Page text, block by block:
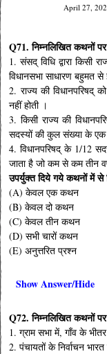
April 27,
Q71. निम्नलिखित कथनों
1. संसद् विधि द्वारा किसी
विधानसभा साधारण बहुमत
2. राज्य की विधानपरिषद्
नहीं होती ।
3. किसी राज्य की
सदस्यों की कुल संख्या के एक
4. विधानपरिषद् के 1/12
जाता है जो कम से कम तीन
उपर्युक्त दिये गये कथनों में
(A) केवल एक कथन
(B) केवल दो कथन
(C) केवल तीन कथन
(D) सभी चारों कथन
(E) अनुत्तरित प्रश्न
Show Answer/Hide
Q72. निम्नलिखित कथनों
1. ग्राम सभा में, गाँव के
2. पंचायतों के निर्वाचन